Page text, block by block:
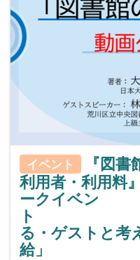
イベント
『図
利用者・利
ークイベン
ト
る・ゲストと考
給」